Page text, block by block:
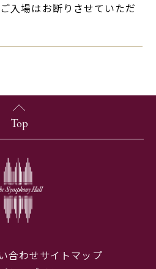
入場はお断りさせていただ
Top
合わせサイトマップ